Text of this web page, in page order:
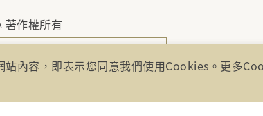
著作權所有
路一段四號17樓(崇聖大樓)
內容，即表示您同意我們使用Cookies。更多